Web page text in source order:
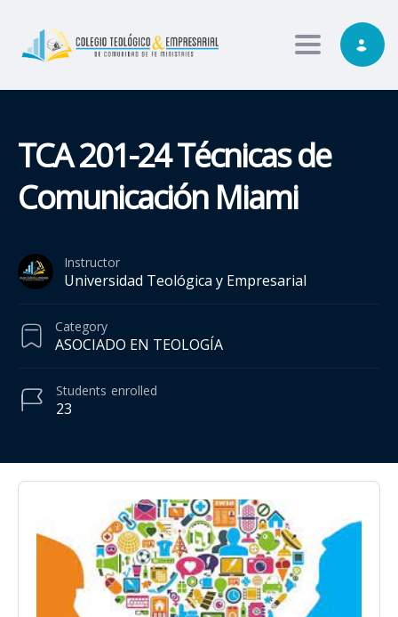
Toggle
TCA 201-24 Técnicas de
Comunicación Miami
Instructor
Universidad Teológica y Empresarial
Category
ASOCIADO EN TEOLOGÍA
23
Students enrolled